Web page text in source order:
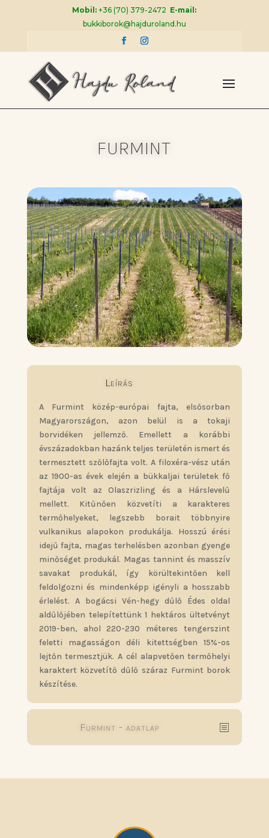
Mobil: +36 (70) 379-2472 E-mail:
bukkiborok@hajduroland.hu
FURMINT
Leírás
A Furmint közép-európai fajta, elsősorban
Magyarországon, azon belül is a tokaji
borvidéken jellemző. Emellett a korábbi
évszázadokban hazánk teljes területén ismert és
termesztett szőlőfajta volt. A filoxéra-vész után
az 1900-as évek elején a bükkaljai területek fő
fajtája volt az Olaszrizling és a Hárslevelű
mellett. Kitűnően közvetíti a karakteres
termőhelyeket, legszebb borait többnyire
vulkanikus alapokon produkálja. Hosszú érési
idejű fajta, magas terhelésben azonban gyenge
minőséget produkál. Magas tannint és masszív
savakat produkál, így körültekintően kell
feldolgozni és mindenképp igényli a hosszabb
érlelést. A bogácsi Vén-hegy dűlő Édes oldal
aldűlőjében telepítettünk 1 hektáros ültetvényt
2019-ben, ahol 220-230 méteres tengerszint
feletti magasságon déli kitettségben 15%-os
lejtőn termesztjük. A cél alapvetően termőhelyi
karaktert közvetítő dűlő száraz Furmint borok
készítése.
Furmint - adatlap